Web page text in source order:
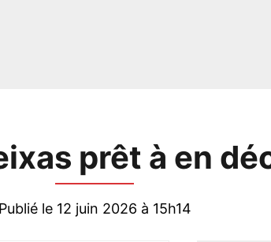
prêt à en
Publié le 12 juin 2026 à 15h14